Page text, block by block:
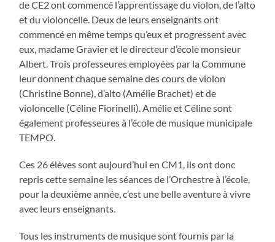
de CE2 ont commencé l’apprentissage du violon, de l’alto
et du violoncelle. Deux de leurs enseignants ont
commencé en même temps qu’eux et progressent avec
eux, madame Gravier et le directeur d’école monsieur
Albert. Trois professeures employées par la Commune
leur donnent chaque semaine des cours de violon
(Christine Bonne), d’alto (Amélie Brachet) et de
violoncelle (Céline Fiorinelli). Amélie et Céline sont
également professeures à l’école de musique municipale
TEMPO.
Ces 26 élèves sont aujourd’hui en CM1, ils ont donc
repris cette semaine les séances de l’Orchestre à l’école,
pour la deuxième année, c’est une belle aventure à vivre
avec leurs enseignants.
Tous les instruments de musique sont fournis par la